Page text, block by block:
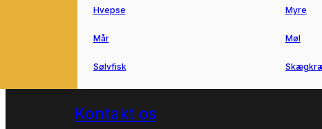
Hvepse Myre
Mår Møl
Sølvfisk
Kontakt os